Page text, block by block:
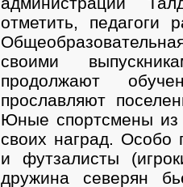
отметить, педагоги
своими
продолжают
прославляют
Юные спортсмены из
своих наград. Особо
и футзалисты
дружина северян